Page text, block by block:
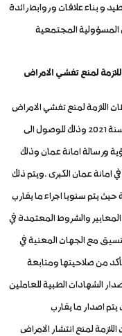
و بناء علاقات و روابط رائدة
المجتمعية
لمنع تفشي الامراض
اللازمة لمنع تفشي الامراض
والاوبئة والمنبثقة من قانون امانة عمان رقم 18 لسنة 2021 وذلك للوصول الى
ورسالة امانة عمان وذلك
امانة عمان الكبرى .ويتم ذلك
يتم سنويا اجراء ما يقارب
والشروط المعتمدة في
مع الجهات المعنية في
من صلاحيتها ومتابعة
الشهادات الطبية للعاملين
اصدار ما يقارب
اللازمة لمنع انتشار الامراض